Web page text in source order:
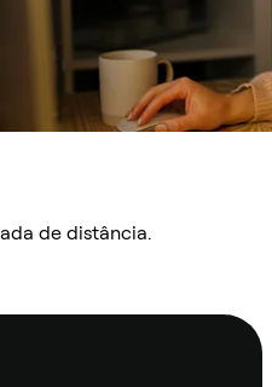
de distância.